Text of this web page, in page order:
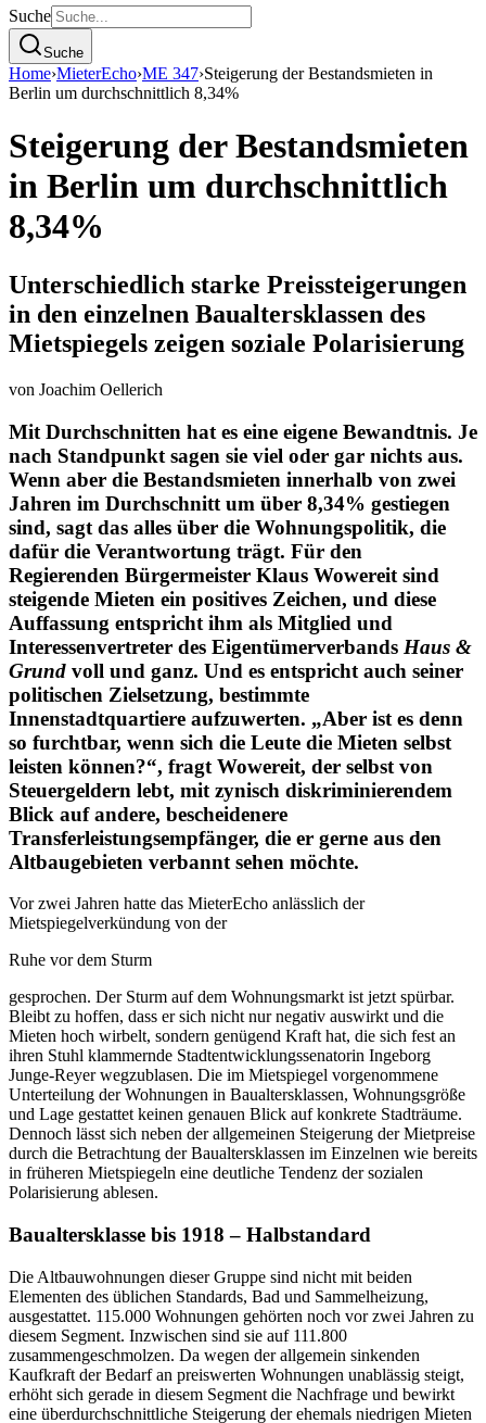
Suche
Suche
Home›MieterEcho›ME 347›Steigerung der Bestandsmieten in
Berlin um durchschnittlich 8,34%
Steigerung der Bestandsmieten
in Berlin um durchschnittlich
8,34%
Unterschiedlich starke Preissteigerungen
in den einzelnen Baualtersklassen des
Mietspiegels zeigen soziale Polarisierung
von Joachim Oellerich
Mit Durchschnitten hat es eine eigene Bewandtnis. Je
nach Standpunkt sagen sie viel oder gar nichts aus.
Wenn aber die Bestandsmieten innerhalb von zwei
Jahren im Durchschnitt um über 8,34% gestiegen
sind, sagt das alles über die Wohnungspolitik, die
dafür die Verantwortung trägt. Für den
Regierenden Bürgermeister Klaus Wowereit sind
steigende Mieten ein positives Zeichen, und diese
Auffassung entspricht ihm als Mitglied und
Interessenvertreter des Eigentümerverbands Haus &
Grund voll und ganz. Und es entspricht auch seiner
politischen Zielsetzung, bestimmte
Innenstadtquartiere aufzuwerten. „Aber ist es denn
so furchtbar, wenn sich die Leute die Mieten selbst
leisten können?“, fragt Wowereit, der selbst von
Steuergeldern lebt, mit zynisch diskriminierendem
Blick auf andere, bescheidenere
Transferleistungsempfänger, die er gerne aus den
Altbaugebieten verbannt sehen möchte.
Vor zwei Jahren hatte das MieterEcho anlässlich der
Mietspiegelverkündung von der
Ruhe vor dem Sturm
gesprochen. Der Sturm auf dem Wohnungsmarkt ist jetzt spürbar.
Bleibt zu hoffen, dass er sich nicht nur negativ auswirkt und die
Mieten hoch wirbelt, sondern genügend Kraft hat, die sich fest an
ihren Stuhl klammernde Stadtentwicklungssenatorin Ingeborg
Junge-Reyer wegzublasen. Die im Mietspiegel vorgenommene
Unterteilung der Wohnungen in Baualtersklassen, Wohnungsgröße
und Lage gestattet keinen genauen Blick auf konkrete Stadträume.
Dennoch lässt sich neben der allgemeinen Steigerung der Mietpreise
durch die Betrachtung der Baualtersklassen im Einzelnen wie bereits
in früheren Mietspiegeln eine deutliche Tendenz der sozialen
Polarisierung ablesen.
Baualtersklasse bis 1918 – Halbstandard
Die Altbauwohnungen dieser Gruppe sind nicht mit beiden
Elementen des üblichen Standards, Bad und Sammelheizung,
ausgestattet. 115.000 Wohnungen gehörten noch vor zwei Jahren zu
diesem Segment. Inzwischen sind sie auf 111.800
zusammengeschmolzen. Da wegen der allgemein sinkenden
Kaufkraft der Bedarf an preiswerten Wohnungen unablässig steigt,
erhöht sich gerade in diesem Segment die Nachfrage und bewirkt
eine überdurchschnittliche Steigerung der ehemals niedrigen Mieten